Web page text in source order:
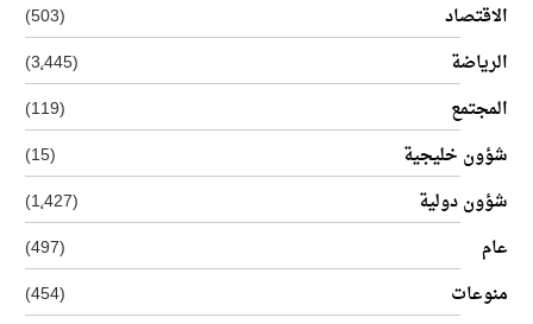
الاقتصاد
(503)
الرياضة
(3٬445)
المجتمع
(119)
شؤون خليجية
(15)
شؤون دولية
(1٬427)
عام
(497)
منوعات
(454)